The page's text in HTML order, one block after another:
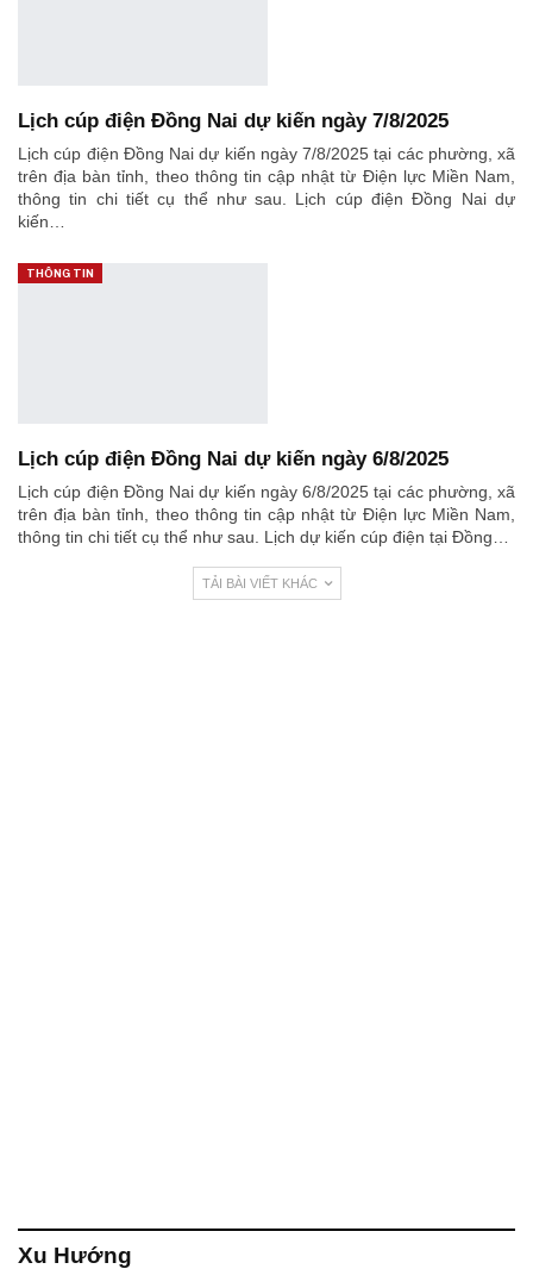
Lịch cúp điện Đồng Nai dự kiến ngày 7/8/2025
Lịch cúp điện Đồng Nai dự kiến ngày 7/8/2025 tại các phường, xã
trên địa bàn tỉnh, theo thông tin cập nhật từ Điện lực Miền Nam,
thông tin chi tiết cụ thể như sau. Lịch cúp điện Đồng Nai dự
kiến…
THÔNG TIN
Lịch cúp điện Đồng Nai dự kiến ngày 6/8/2025
Lịch cúp điện Đồng Nai dự kiến ngày 6/8/2025 tại các phường, xã
trên địa bàn tỉnh, theo thông tin cập nhật từ Điện lực Miền Nam,
thông tin chi tiết cụ thể như sau. Lịch dự kiến cúp điện tại Đồng…
TẢI BÀI VIẾT KHÁC
Xu Hướng